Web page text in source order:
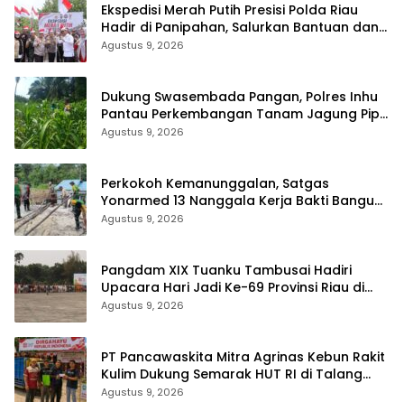
Ekspedisi Merah Putih Presisi Polda Riau
Hadir di Panipahan, Salurkan Bantuan dan
Layanan Kesehatan
Agustus 9, 2026
Dukung Swasembada Pangan, Polres Inhu
Pantau Perkembangan Tanam Jagung Pipil
Agustus 9, 2026
Perkokoh Kemanunggalan, Satgas
Yonarmed 13 Nanggala Kerja Bakti Bangun
Masjid Al-Hikmah di Kapuas Hulu
Agustus 9, 2026
Pangdam XIX Tuanku Tambusai Hadiri
Upacara Hari Jadi Ke-69 Provinsi Riau di
Pekanbaru
Agustus 9, 2026
‎PT Pancawaskita Mitra Agrinas Kebun Rakit
Kulim Dukung Semarak HUT RI di Talang
Perigi
Agustus 9, 2026